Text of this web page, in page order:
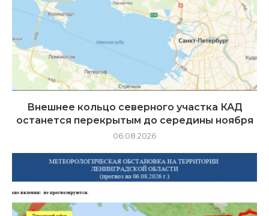
Внешнее кольцо северного участка КАД
останется перекрытым до середины ноября
06.08.2026